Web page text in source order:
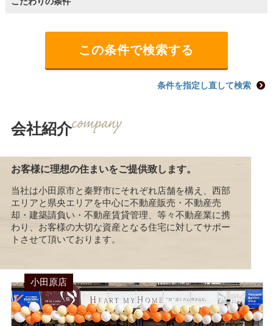
条件を指定し直して検索
会社紹介
お客様に理想の住まいをご提供致します。
当社は小田原市と秦野市にそれぞれ店舗を構え、西部
エリアと県央エリアを中心に不動産販売・不動産売
却・建築請負い・不動産賃貸管理、等々不動産業に携
わり、お客様の大切な資産となる住宅に対してサポー
トさせて頂いております。
小田原店